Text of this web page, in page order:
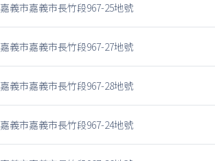
嘉義市嘉義市長竹段967-25地號
嘉義市嘉義市長竹段967-27地號
嘉義市嘉義市長竹段967-28地號
嘉義市嘉義市長竹段967-24地號